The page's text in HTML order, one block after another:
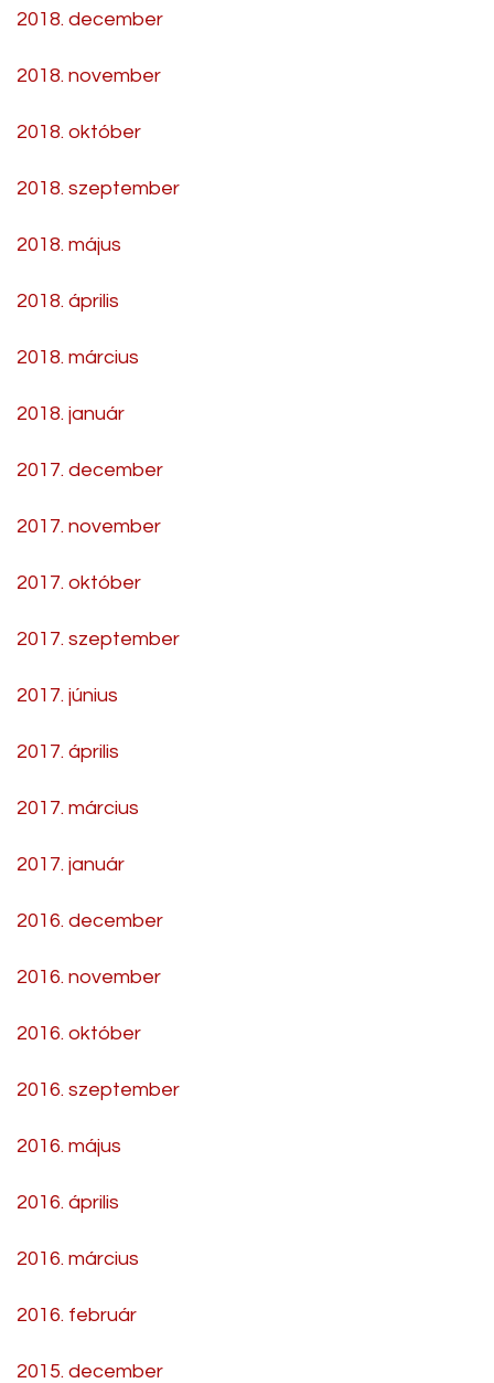
2018. december
2018. november
2018. október
2018. szeptember
2018. május
2018. április
2018. március
2018. január
2017. december
2017. november
2017. október
2017. szeptember
2017. június
2017. április
2017. március
2017. január
2016. december
2016. november
2016. október
2016. szeptember
2016. május
2016. április
2016. március
2016. február
2015. december